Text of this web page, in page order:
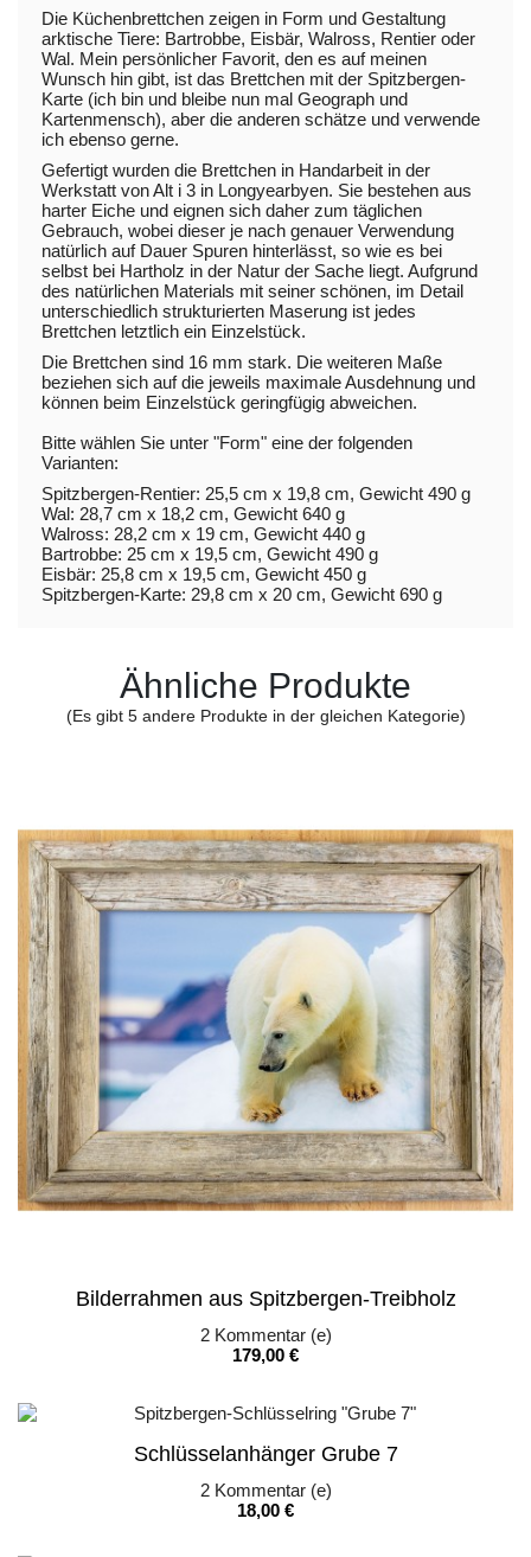
Die Küchenbrettchen zeigen in Form und Gestaltung
arktische Tiere: Bartrobbe, Eisbär, Walross, Rentier oder
Wal. Mein persönlicher Favorit, den es auf meinen
Wunsch hin gibt, ist das Brettchen mit der Spitzbergen-
Karte (ich bin und bleibe nun mal Geograph und
Kartenmensch), aber die anderen schätze und verwende
ich ebenso gerne.
Gefertigt wurden die Brettchen in Handarbeit in der
Werkstatt von Alt i 3 in Longyearbyen. Sie bestehen aus
harter Eiche und eignen sich daher zum täglichen
Gebrauch, wobei dieser je nach genauer Verwendung
natürlich auf Dauer Spuren hinterlässt, so wie es bei
selbst bei Hartholz in der Natur der Sache liegt. Aufgrund
des natürlichen Materials mit seiner schönen, im Detail
unterschiedlich strukturierten Maserung ist jedes
Brettchen letztlich ein Einzelstück.
Die Brettchen sind 16 mm stark. Die weiteren Maße
beziehen sich auf die jeweils maximale Ausdehnung und
können beim Einzelstück geringfügig abweichen.
Bitte wählen Sie unter "Form" eine der folgenden
Varianten:
Spitzbergen-Rentier: 25,5 cm x 19,8 cm, Gewicht 490 g
Wal: 28,7 cm x 18,2 cm, Gewicht 640 g
Walross: 28,2 cm x 19 cm, Gewicht 440 g
Bartrobbe: 25 cm x 19,5 cm, Gewicht 490 g
Eisbär: 25,8 cm x 19,5 cm, Gewicht 450 g
Spitzbergen-Karte: 29,8 cm x 20 cm, Gewicht 690 g
Ähnliche Produkte
(Es gibt 5 andere Produkte in der gleichen Kategorie)
Bilderrahmen aus Spitzbergen-Treibholz
2Kommentar (e)
Preis
179,00 €
Schlüsselanhänger Grube 7
2Kommentar (e)
Preis
18,00 €